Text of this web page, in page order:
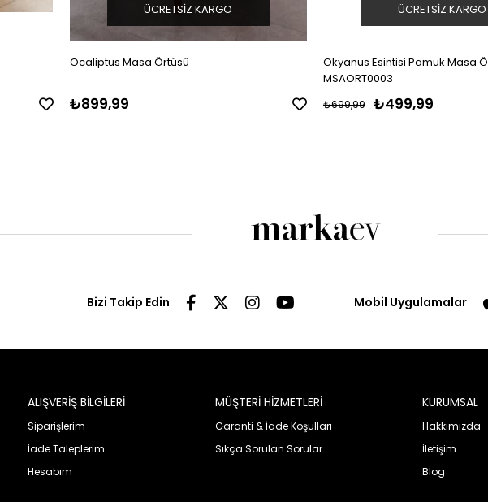
Ocaliptus Masa Örtüsü
₺899,99
ÜCRETSIZ KARGO
Okyanus Esintisi Pamuk Masa
MSAORT0003
₺499,99
₺699,99
ÜCRETSIZ KARGO
Bizi Takip Edin Mobil Uygulamalar
ALIŞVERİŞ BİLGİLERİ
Siparişlerim
İade Taleplerim
Hesabım
MÜŞTERİ HİZMETLERİ
Garanti & İade Koşulları
Sıkça Sorulan Sorular
KURUMSAL
Hakkımızda
İletişim
Blog